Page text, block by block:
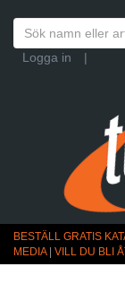
Logga in
|
BESTÄLL GRATIS
MEDIA| VILL DU BLI